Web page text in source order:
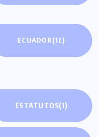
ECUADOR(12)
ESTATUTOS(1)